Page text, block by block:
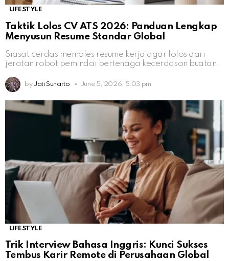
LIFESTYLE
Taktik Lolos CV ATS 2026: Panduan Lengkap
Menyusun Resume Standar Global
Siasat cerdas memoles resume kerja agar lolos dari
jeratan robot pemindai bertenaga kecerdasan buatan.
by Jati Sunarto June 5, 2026, 5:03 pm
LIFESTYLE
Trik Interview Bahasa Inggris: Kunci Sukses
Tembus Karir Remote di Perusahaan Global